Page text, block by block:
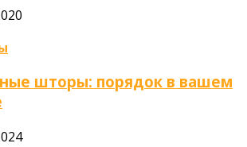
шторы: порядок в вашем